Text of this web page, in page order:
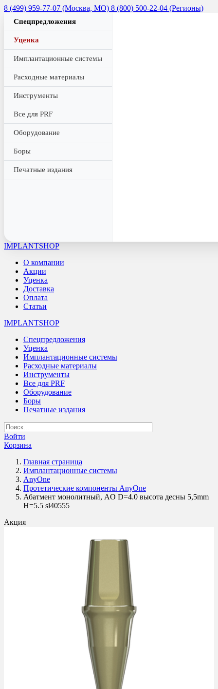
8 (499) 959-77-07 (Москва, МО) 8 (800) 500-22-04 (Регионы)
Спецпредложения
Уценка
Имплантационные системы
Расходные материалы
Инструменты
Все для PRF
Оборудование
Боры
Печатные издания
IMPLANTSHOP
О компании
Акции
Уценка
Доставка
Оплата
Статьи
IMPLANTSHOP
Спецпредложения
Уценка
Имплантационные системы
Расходные материалы
Инструменты
Все для PRF
Оборудование
Боры
Печатные издания
Войти
Корзина
Главная страница
Имплантационные системы
AnyOne
Протетические компоненты AnyOne
Абатмент монолитный, AO D=4.0 высота десны 5,5mm
H=5.5 sl40555
Акция